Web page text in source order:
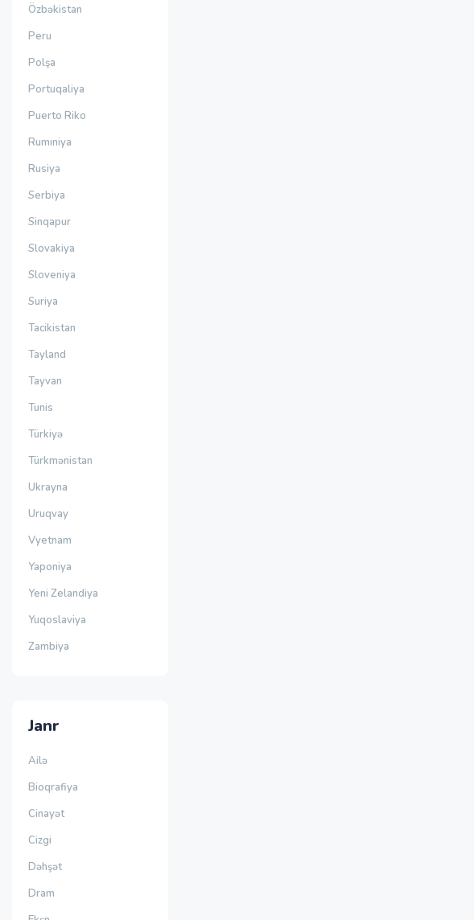
Özbəkistan
Peru
Polşa
Portuqaliya
Puerto Riko
Rumıniya
Rusiya
Serbiya
Sinqapur
Slovakiya
Sloveniya
Suriya
Tacikistan
Tayland
Tayvan
Tunis
Türkiyə
Türkmənistan
Ukrayna
Uruqvay
Vyetnam
Yaponiya
Yeni Zelandiya
Yuqoslaviya
Zambiya
Janr
Ailə
Bioqrafiya
Cinayət
Cizgi
Dəhşət
Dram